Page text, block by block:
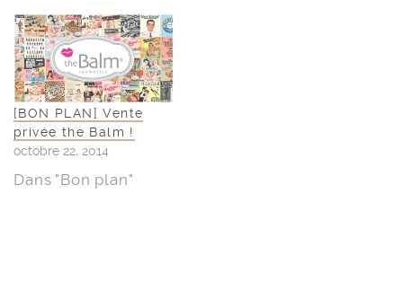
[BON PLAN] Vente
privée the Balm !
octobre 22, 2014
Dans "Bon plan"